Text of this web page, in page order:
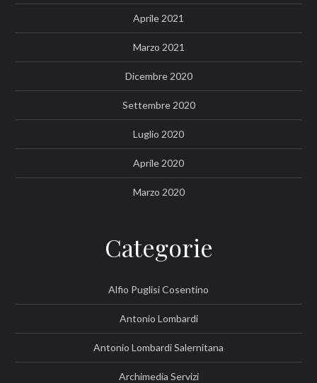
Aprile 2021
Marzo 2021
Dicembre 2020
Settembre 2020
Luglio 2020
Aprile 2020
Marzo 2020
Categorie
Alfio Puglisi Cosentino
Antonio Lombardi
Antonio Lombardi Salernitana
Archimedia Servizi